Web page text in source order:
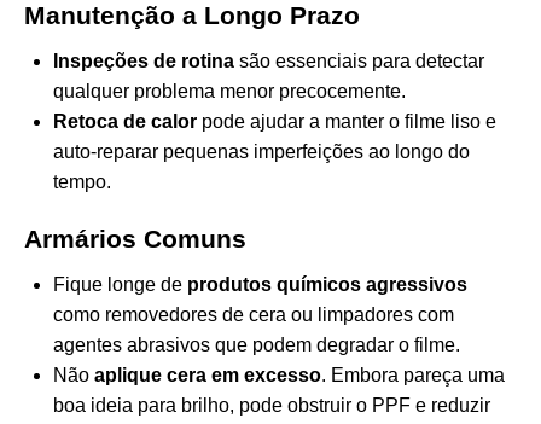
Manutenção a Longo Prazo
Inspeções de rotina são essenciais para detectar
qualquer problema menor precocemente.
Retoca de calor pode ajudar a manter o filme liso e
auto-reparar pequenas imperfeições ao longo do
tempo.
Armários Comuns
Fique longe de produtos químicos agressivos
como removedores de cera ou limpadores com
agentes abrasivos que podem degradar o filme.
Não aplique cera em excesso. Embora pareça uma
boa ideia para brilho, pode obstruir o PPF e reduzir